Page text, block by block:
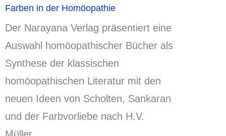
Farben in der Homöopathie
Der Narayana Verlag präsentiert eine
Auswahl homöopathischer Bücher als
Synthese der klassischen
homöopathischen Literatur mit den
neuen Ideen von Scholten, Sankaran
und der Farbvorliebe nach H.V.